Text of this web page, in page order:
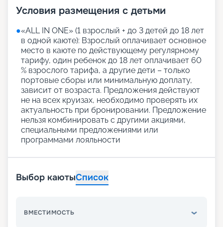
Условия размещения с детьми
●«АLL IN ONE» (1 взрослый + до 3 детей до 18 лет
в одной каюте): Взрослый оплачивает основное
место в каюте по действующему регулярному
тарифу, один ребенок до 18 лет оплачивает 60
% взрослого тарифа, а другие дети – только
портовые сборы или минимальную доплату,
зависит от возраста. Предложения действуют
не на всех круизах, необходимо проверять их
актуальность при бронировании. Предложение
нельзя комбинировать с другими акциями,
специальными предложениями или
программами лояльности
Выбор каютыСписок
ВМЕСТИМОСТЬ